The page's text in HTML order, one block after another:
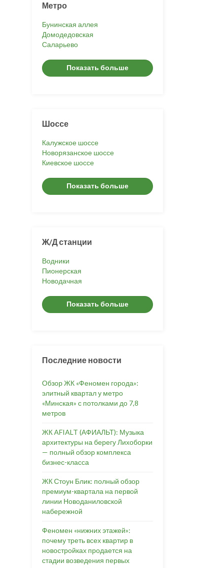
Метро
Бунинская аллея
Домодедовская
Саларьево
Показать больше
Шоссе
Калужское шоссе
Новорязанское шоссе
Киевское шоссе
Показать больше
Ж/Д станции
Водники
Пионерская
Новодачная
Показать больше
Последние новости
Обзор ЖК «Феномен города»:
элитный квартал у метро
«Минская» с потолками до 7,8
метров
ЖК AFIALT (АФИАЛЬТ): Музыка
архитектуры на берегу Лихоборки
— полный обзор комплекса
бизнес-класса
ЖК Стоун Блик: полный обзор
премиум-квартала на первой
линии Новоданиловской
набережной
Феномен «нижних этажей»:
почему треть всех квартир в
новостройках продается на
стадии возведения первых